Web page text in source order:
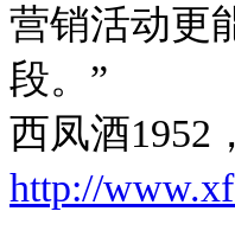
营销活动更
段。”
西凤酒1952
http://